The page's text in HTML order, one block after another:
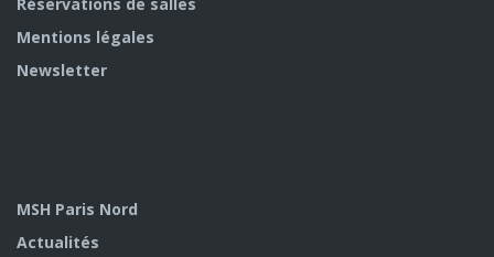
Réservations de salles
Mentions légales
Newsletter
MSH Paris Nord
Actualités